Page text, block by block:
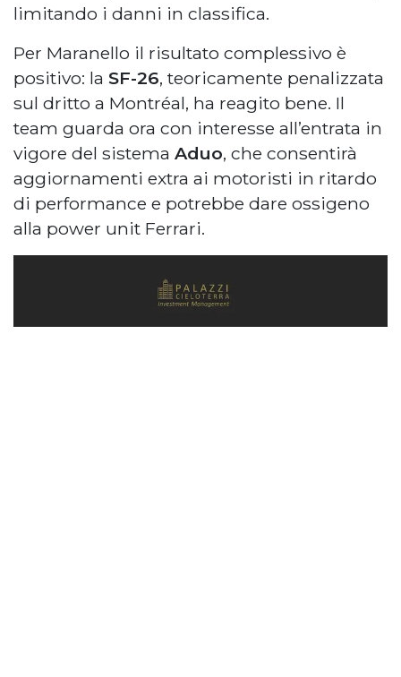
limitando i danni in classifica.
Per Maranello il risultato complessivo è
positivo: la SF-26, teoricamente penalizzata
sul dritto a Montréal, ha reagito bene. Il
team guarda ora con interesse all’entrata in
vigore del sistema Aduo, che consentirà
aggiornamenti extra ai motoristi in ritardo
di performance e potrebbe dare ossigeno
alla power unit Ferrari.